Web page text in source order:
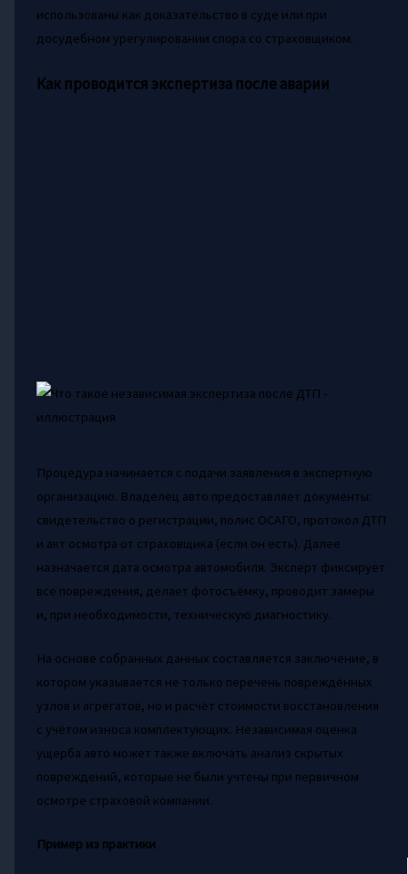
использованы как доказательство в суде или при
досудебном урегулировании спора со страховщиком.
Как проводится экспертиза после аварии
Процедура начинается с подачи заявления в экспертную
организацию. Владелец авто предоставляет документы:
свидетельство о регистрации, полис ОСАГО, протокол ДТП
и акт осмотра от страховщика (если он есть). Далее
назначается дата осмотра автомобиля. Эксперт фиксирует
все повреждения, делает фотосъёмку, проводит замеры
и, при необходимости, техническую диагностику.
На основе собранных данных составляется заключение, в
котором указывается не только перечень повреждённых
узлов и агрегатов, но и расчёт стоимости восстановления
с учётом износа комплектующих. Независимая оценка
ущерба авто может также включать анализ скрытых
повреждений, которые не были учтены при первичном
осмотре страховой компании.
Пример из практики